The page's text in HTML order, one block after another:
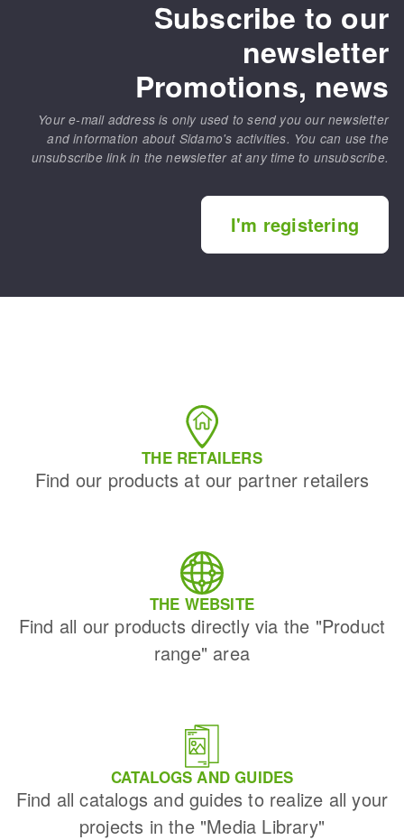
Subscribe to our
newsletter
Promotions, news
Your e-mail address is only used to send you our newsletter
and information about Sidamo's activities. You can use the
unsubscribe link in the newsletter at any time to unsubscribe.
I'm registering
THE RETAILERS
Find our products at our partner retailers
THE WEBSITE
Find all our products directly via the "Product
range" area
CATALOGS AND GUIDES
Find all catalogs and guides to realize all your
projects in the "Media Library"